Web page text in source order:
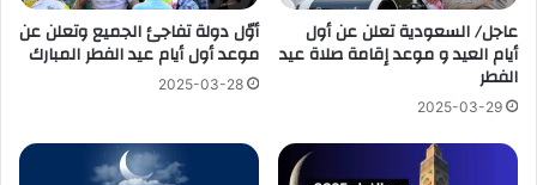
عاجل/ السعودية تعلن عن أول
أيام العيد و موعد إقامة صلاة عيد
الفطر
2025-03-29
أوّل دولة تفاجئ الجميع وتعلن عن
موعد أول أيام عيد الفطر المبارك
2025-03-28